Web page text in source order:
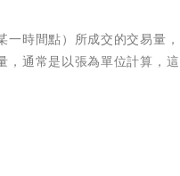
時間點）所成交的交易量，
，通常是以張為單位計算，這